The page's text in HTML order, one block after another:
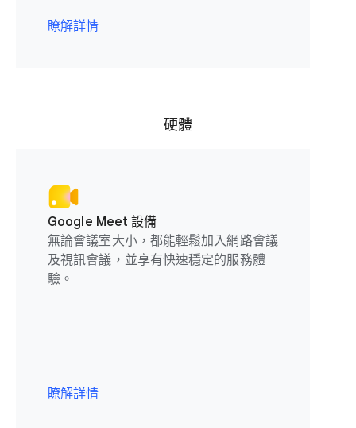
瞭解詳情
硬體
Google Meet 設備
無論會議室大小，都能輕鬆加入網路會議
及視訊會議，並享有快速穩定的服務體
驗。
瞭解詳情